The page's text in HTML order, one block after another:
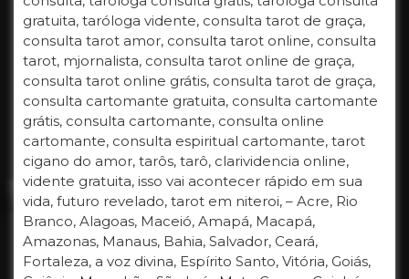
gratuita, taróloga vidente, consulta tarot de graça,
consulta tarot amor, consulta tarot online, consulta
tarot, mjornalista, consulta tarot online de graça,
consulta tarot online grátis, consulta tarot de graça,
consulta cartomante gratuita, consulta cartomante
grátis, consulta cartomante, consulta online
cartomante, consulta espiritual cartomante, tarot
cigano do amor, tarôs, tarô, clarividencia online,
vidente gratuita, isso vai acontecer rápido em sua
vida, futuro revelado, tarot em niteroi, – Acre, Rio
Branco, Alagoas, Maceió, Amapá, Macapá,
Amazonas, Manaus, Bahia, Salvador, Ceará,
Fortaleza, a voz divina, Espírito Santo, Vitória, Goiás,